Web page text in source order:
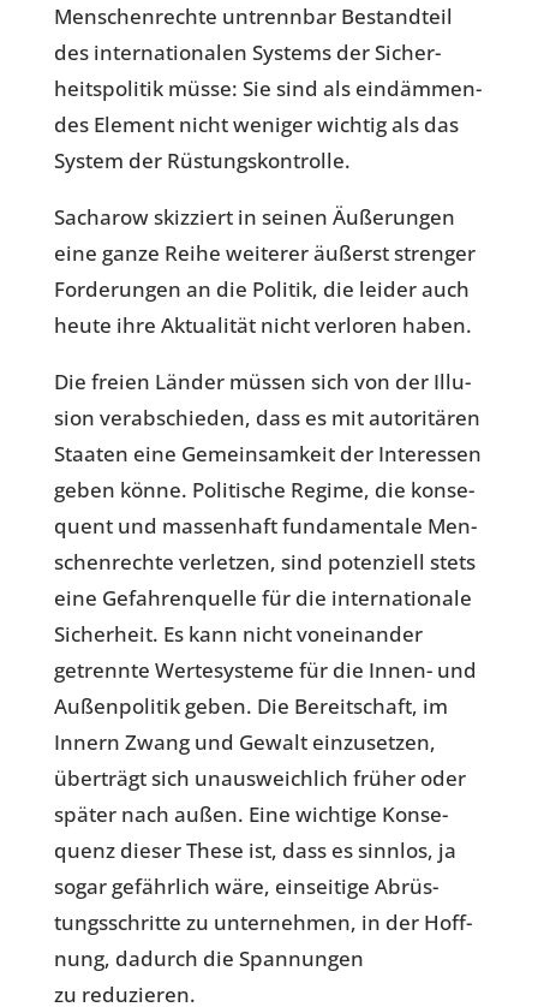
Men­schen­rechte untrenn­bar Bestand­teil
des inter­na­tio­na­len Systems der Sicher­
heits­po­li­tik müsse: Sie sind als ein­däm­men­
des Element nicht weniger wichtig als das
System der Rüstungskontrolle.
Sach­a­row skiz­ziert in seinen Äuße­run­gen
eine ganze Reihe wei­te­rer äußerst stren­ger
For­de­run­gen an die Politik, die leider auch
heute ihre Aktua­li­tät nicht ver­lo­ren haben.
Die freien Länder müssen sich von der Illu­
sion ver­ab­schie­den, dass es mit auto­ri­tä­ren
Staaten eine Gemein­sam­keit der Inter­es­sen
geben könne. Poli­ti­sche Regime, die kon­se­
quent und mas­sen­haft fun­da­men­tale Men­
schen­rechte ver­let­zen, sind poten­zi­ell stets
eine Gefah­ren­quelle für die inter­na­tio­nale
Sicher­heit. Es kann nicht von­ein­an­der
getrennte Wer­te­sys­teme für die Innen- und
Außen­po­li­tik geben. Die Bereit­schaft, im
Innern Zwang und Gewalt ein­zu­set­zen,
über­trägt sich unaus­weich­lich früher oder
später nach außen. Eine wich­tige Kon­se­
quenz dieser These ist, dass es sinnlos, ja
sogar gefähr­lich wäre, ein­sei­tige Abrüs­
tungs­schritte zu unter­neh­men, in der Hoff­
nung, dadurch die Span­nun­gen
zu reduzieren.